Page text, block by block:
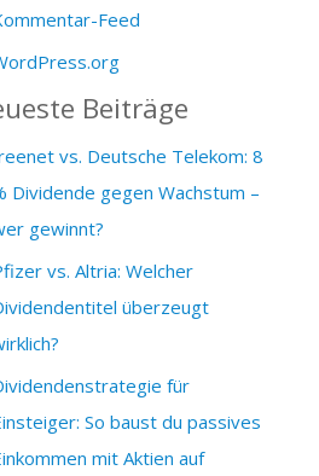
Feed
Beiträge
vs. Deutsche Telekom: 8
Dividende gegen Wachstum –
gewinnt?
vs. Altria: Welcher
überzeugt
für
So baust du passives
mit Aktien auf